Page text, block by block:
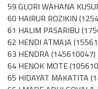
59 GLORI WAHANA
60 HAIRUR ROZIKIN
61 HALIM PASARIBU
62 HENDI ATMAJA
63 HENDRA (145610047)
64 HENOK MOTE
65 HIDAYAT MAKATITA